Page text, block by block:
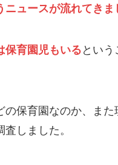
ニュースが流れてきま
保育園児もいる とい
の保育園なのか、また
しました。